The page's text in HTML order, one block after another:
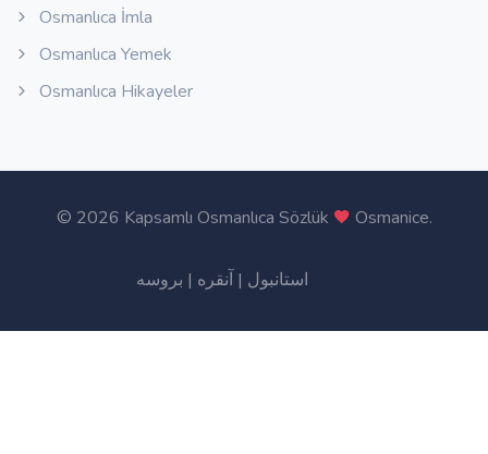
Osmanlıca İmla
Osmanlıca Yemek
Osmanlıca Hikayeler
© 2026 Kapsamlı Osmanlıca Sözlük Osmanice.
استانبول | آنقره | بروسه